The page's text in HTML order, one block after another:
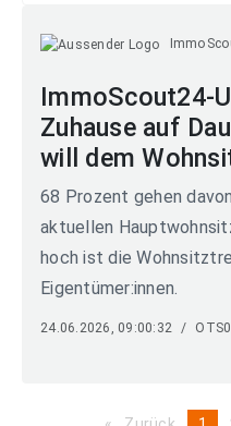
ImmoScout24-
Zuhause auf
will dem
68 Prozent gehen
aktuellen
hoch ist die
Eigentümer:innen.
24.06.2026, 09:00:32 /